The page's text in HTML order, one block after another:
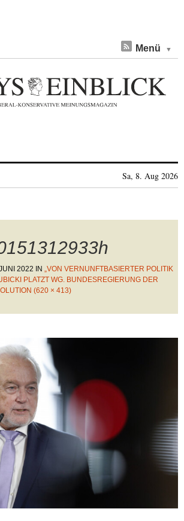
Menü
Sa, 8. Aug 2026
2022 IN „VON VERNUNFTBASIERTER POLITIK
PLATZT WG. BUNDESREGIERUNG DER
(620 × 413)